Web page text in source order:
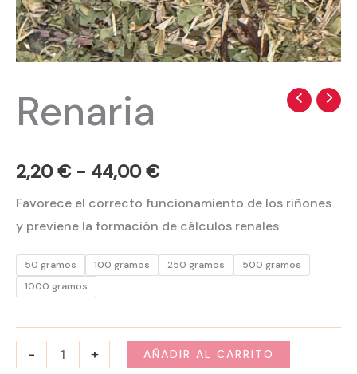
Renaria
2,20€ - 44,00€precios:
desde
2,20 €
hasta
Favorece el correcto funcionamiento de los riñones
y previene la formación de cálculos renales
50 gramos 100 gramos 250 gramos
500 gramos
1000 gramos
-
Renaria
cantidad
+ AÑADIR AL CARRITO